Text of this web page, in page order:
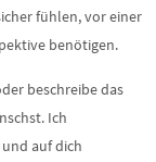
fühlen, vor einer
benötigen.
beschreibe das
Ich
auf dich